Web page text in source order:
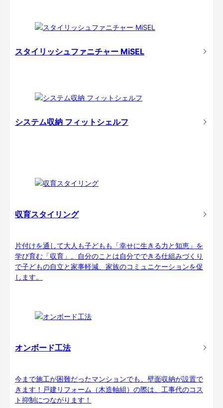
スタイリッシュファニチャー MiSEL
システム収納 フィットシェルフ
収育スタイリング
片付けを通して大人も子どもも「幸せに生きる力と知恵」を
学び育む「収育」。自分のことは自分でできる仕組みづくり
で子どもの自立と家事軽減、家族のコミュニケーションを促
します。
オンボード工法
今まで施工が困難だったマンションでも、壁面収納が設置で
きます！戸建リフォーム（木造軸組）の際は、工事代のコス
ト抑制につながります！